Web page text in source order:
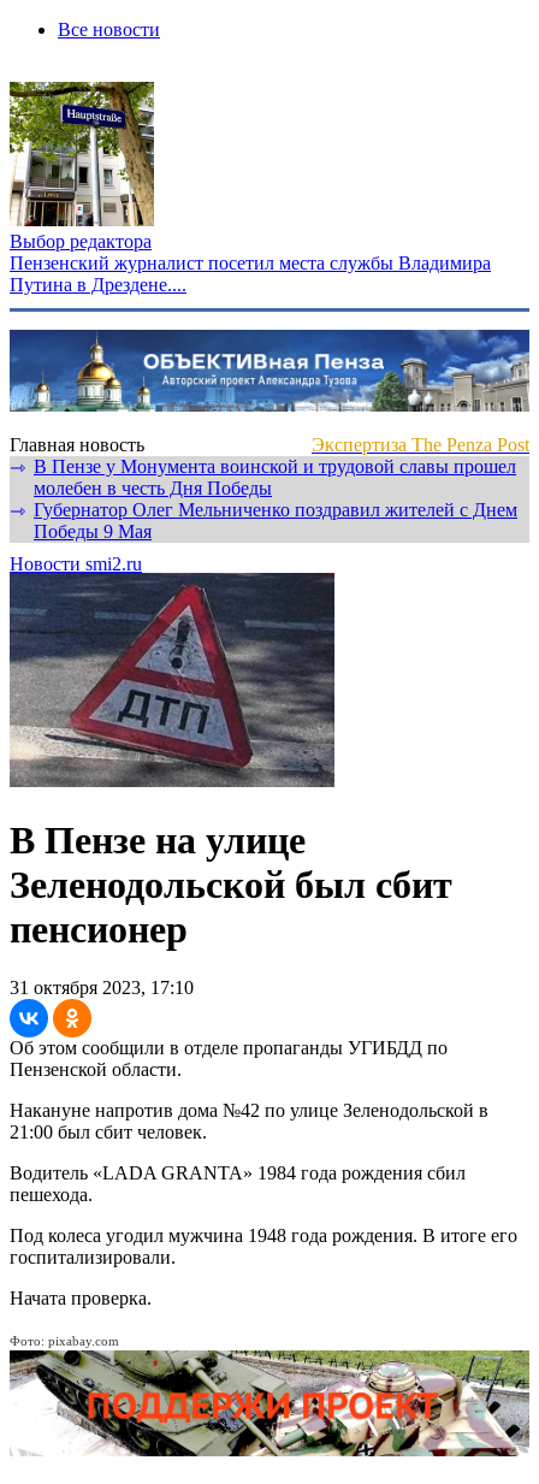
Все новости
Выбор редактора
Пензенский журналист посетил места службы Владимира
Путина в Дрездене....
Главная новость
Экспертиза The Penza Post
⇾ В Пензе у Монумента воинской и трудовой славы прошел
молебен в честь Дня Победы
⇾ Губернатор Олег Мельниченко поздравил жителей с Днем
Победы 9 Мая
Новости smi2.ru
В Пензе на улице
Зеленодольской был сбит
пенсионер
31 октября 2023, 17:10
Об этом сообщили в отделе пропаганды УГИБДД по
Пензенской области.
Накануне напротив дома №42 по улице Зеленодольской в
21:00 был сбит человек.
Водитель «LADA GRANTA» 1984 года рождения сбил
пешехода.
Под колеса угодил мужчина 1948 года рождения. В итоге его
госпитализировали.
Начата проверка.
Фото: pixabay.com